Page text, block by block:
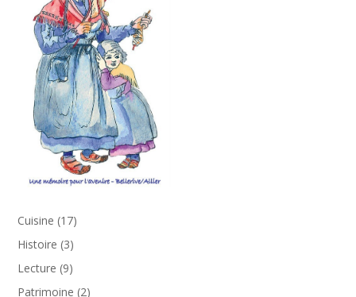
Cuisine 1717
Histoire 33
produits
Lecture 99
produits
Patrimoine 22